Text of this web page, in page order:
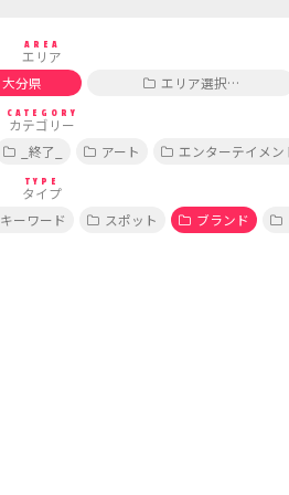
AREA
エリア
大分県 エリア選択…
CATEGORY
カテゴリー
_終了_ アート エンターテイメン
TYPE
タイプ
キーワード スポット ブランド